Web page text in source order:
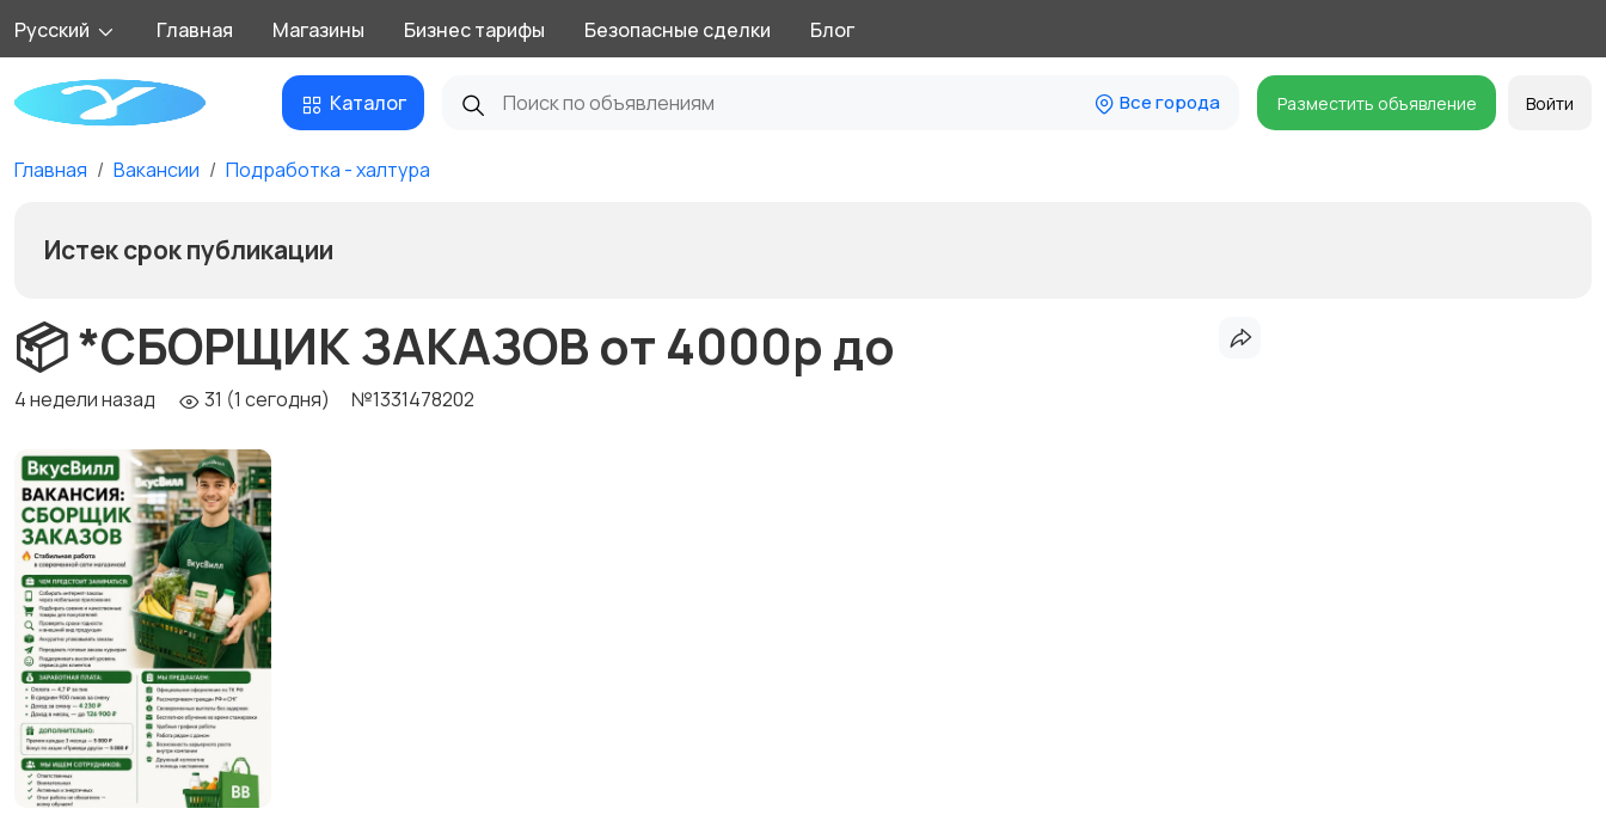
Русский Главная Магазины Бизнес тарифы Безопасные сделки Блог
Каталог Все города Разместить объявление Войти
Главная Вакансии Подработка - халтура
Истек срок публикации
📦 *СБОРЩИК ЗАКАЗОВ от 4000р до
4 недели назад 31 (1 сегодня) №1331478202